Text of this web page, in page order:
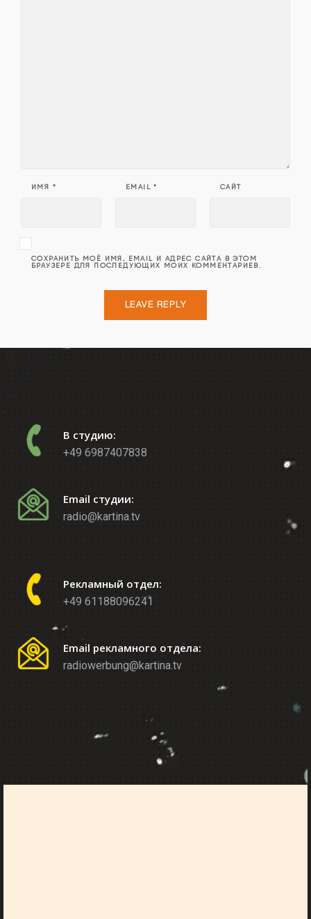
ИМЯ * EMAIL* САЙТ
СОХРАНИТЬ МОЁ ИМЯ, EMAIL И АДРЕС САЙТА В ЭТОМ
БРАУЗЕРЕ ДЛЯ ПОСЛЕДУЮЩИХ МОИХ КОММЕНТАРИЕВ.
В студию:
+49 6987407838
Email студии:
radio@kartina.tv
Рекламный отдел:
+49 61188096241
Email рекламного отдела:
radiowerbung@kartina.tv